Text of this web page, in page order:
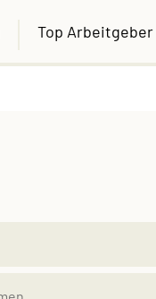
Top Arbeitgeber